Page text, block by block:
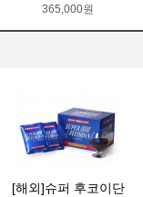
365,000원
[해외]슈퍼 후코이단